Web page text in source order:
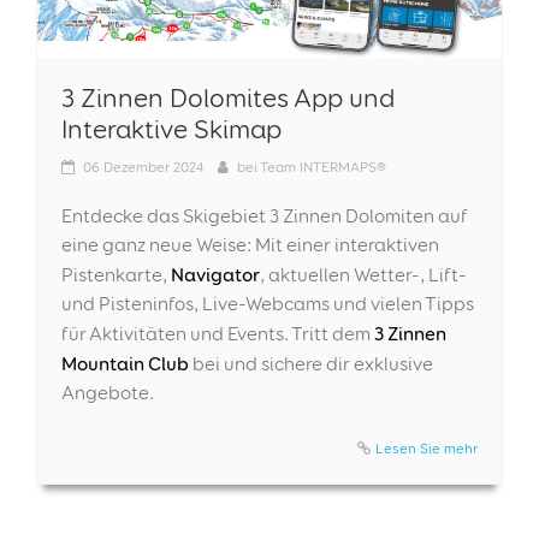
3 Zinnen Dolomites App und
Interaktive Skimap
06 Dezember 2024 bei Team INTERMAPS®
Entdecke das Skigebiet 3 Zinnen Dolomiten auf
eine ganz neue Weise: Mit einer interaktiven
Pistenkarte, Navigator, aktuellen Wetter-, Lift-
und Pisteninfos, Live-Webcams und vielen Tipps
für Aktivitäten und Events. Tritt dem 3 Zinnen
Mountain Club bei und sichere dir exklusive
Angebote.
Lesen Sie mehr